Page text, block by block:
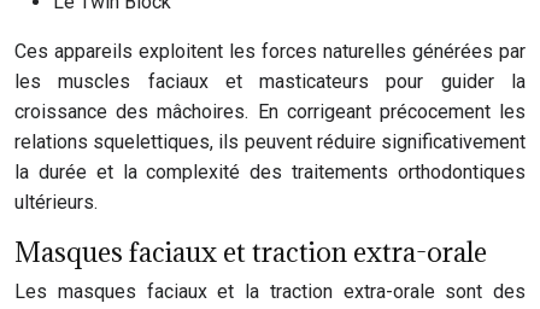
Ces appareils exploitent les forces naturelles générées par
les muscles faciaux et masticateurs pour guider la
croissance des mâchoires. En corrigeant précocement les
relations squelettiques, ils peuvent réduire significativement
la durée et la complexité des traitements orthodontiques
ultérieurs.
Masques faciaux et traction extra-orale
Les masques faciaux et la traction extra-orale sont des